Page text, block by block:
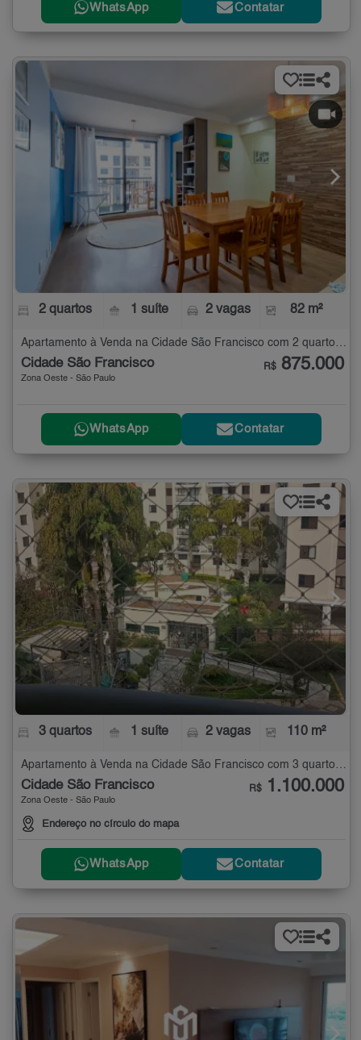
WhatsApp Contatar
2 quartos 1 suíte 2 vagas 82 m²
Apartamento à Venda na Cidade São Francisco com 2 quartos - 82 m²
Cidade São Francisco
Zona Oeste - São Paulo
R$ 875.000
WhatsApp Contatar
3 quartos 1 suíte 2 vagas 110 m²
Cidade São Francisco
Zona Oeste - São Paulo
Endereço no círculo do mapa
R$ 1.100.000
WhatsApp Contatar